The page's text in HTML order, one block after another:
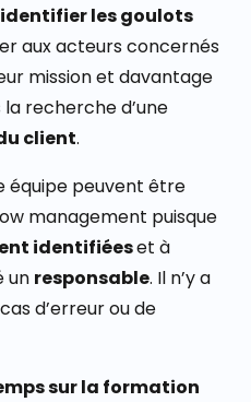
identifier les goulots
aux acteurs concernés
mission et davantage
la recherche d’une
client.
équipe peuvent être
management puisque
identifiéeset à
un responsable. Il n’y a
d’erreur ou de
sur la formation